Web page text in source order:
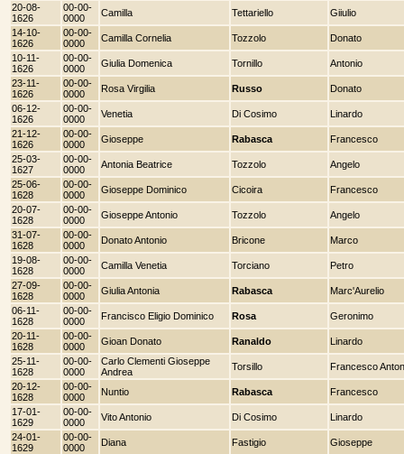
20-08-
1626
00-00-
0000
Camilla Tettariello
Giiulio
14-10-
1626
00-00-
0000
Camilla Cornelia Tozzolo
Donato
10-11-
1626
00-00-
0000
Giulia Domenica Tornillo
Antonio
23-11-
1626
00-00-
0000
Rosa Virgilia Russo
Donato
06-12-
1626
00-00-
0000
Venetia Di Cosimo
Linardo
21-12-
1626
00-00-
0000
Gioseppe Rabasca
Francesco
25-03-
1627
00-00-
0000
Antonia Beatrice Tozzolo
Angelo
25-06-
1628
00-00-
0000
Gioseppe Dominico Cicoira
Francesco
20-07-
1628
00-00-
0000
Gioseppe Antonio Tozzolo
Angelo
31-07-
1628
00-00-
0000
Donato Antonio Bricone
Marco
19-08-
1628
00-00-
0000
Camilla Venetia Torciano
Petro
27-09-
1628
00-00-
0000
Giulia Antonia Rabasca
Marc'Aurelio
06-11-
1628
00-00-
0000
Francisco Eligio Dominico Rosa
Geronimo
20-11-
1628
00-00-
0000
Gioan Donato Ranaldo
Linardo
25-11-
1628
00-00-
0000
Carlo Clementi Gioseppe
Andrea
Torsillo
Francesco
20-12-
1628
00-00-
0000
Nuntio Rabasca
Francesco
17-01-
1629
00-00-
0000
Vito Antonio Di Cosimo
Linardo
24-01-
1629
00-00-
0000
Diana Fastigio
Gioseppe